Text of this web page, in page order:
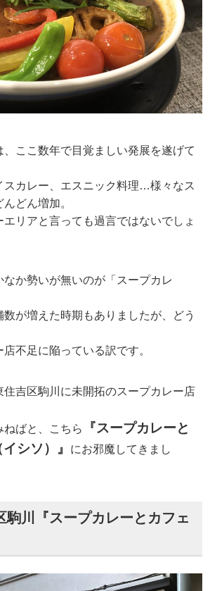
ここ数年で目覚ましい発展を遂げて
スカレー、エスニック料理…様々なス
どん増加。
リアと言っても過言ではないでしょ
か勢いが無いのが「スープカレ
が増えた時期もありましたが、どう
不足に陥っている訳です。
住吉区駒川に未開拓のスープカレー店
ねばと、こちら
『スープカレーと
シソ）』
にお邪魔してきまし
駒川『スープカレーとカフェ